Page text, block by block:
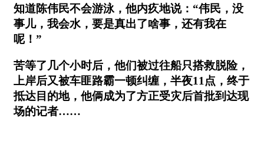
知道陈伟民不会游泳，他内疚地说：“伟民，没
事儿，我会水，要是真出了啥事，还有我在
呢！”
苦等了几个小时后，他们被过往船只搭救脱险，
上岸后又被车匪路霸一顿纠缠，半夜11点，终于
抵达目的地，他俩成为了方正受灾后首批到达现
场的记者……